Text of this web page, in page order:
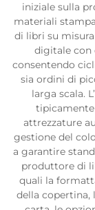
iniziale sulla
materiali
di libri su
digitale con
consentendo
sia ordini di
larga scala.
attrezzature
gestione del
a garantire
produttore di
quali la
della copertina,